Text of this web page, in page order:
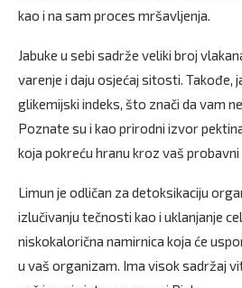
kao i na sam proces mršavljenja.
Jabuke u sebi sadrže veliki broj
varenje i daju osjećaj sitosti. Takođe,
glikemijski indeks, što znači da vam
Poznate su i kao prirodni izvor
koja pokreću hranu kroz vaš
Limun je odličan za detoksikaciju
izlučivanju tečnosti kao i uklanjanje
niskokalorična namirnica koja će
u vaš organizam. Ima visok sadržaj